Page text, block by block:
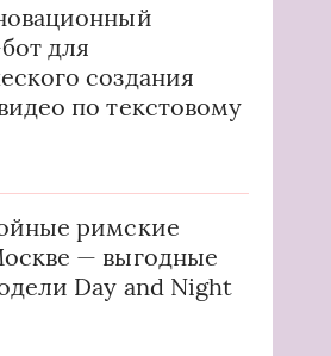
для
создания
по текстовому
римские
— выгодные
Day and Night